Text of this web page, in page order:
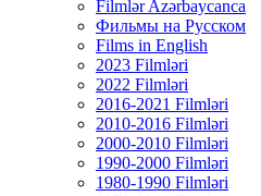
Filmlər Azərbaycanca
Фильмы на Русском
Films in English
2023 Filmləri
2022 Filmləri
2016-2021 Filmləri
2010-2016 Filmləri
2000-2010 Filmləri
1990-2000 Filmləri
1980-1990 Filmləri